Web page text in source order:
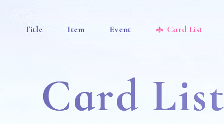
Title Item Event Card List
Card List